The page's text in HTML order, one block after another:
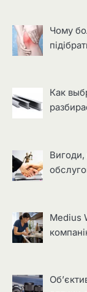
Чому
Как
Medius